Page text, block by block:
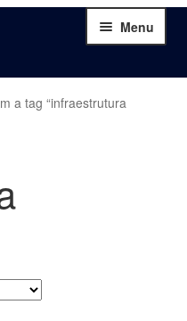
Menu
a tag “infraestrutura